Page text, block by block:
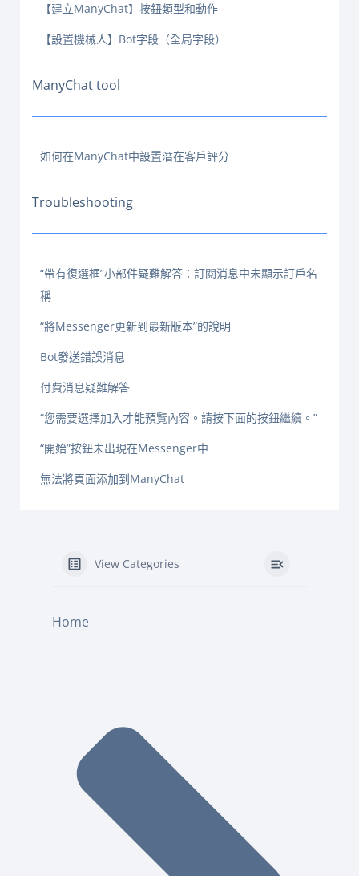
【建立ManyChat】按鈕類型和動作
【設置機械人】Bot字段（全局字段）
ManyChat tool
如何在ManyChat中設置潛在客戶評分
Troubleshooting
“帶有復選框”小部件疑難解答：訂閱消息中未顯示訂戶名
稱
“將Messenger更新到最新版本”的說明
Bot發送錯誤消息
付費消息疑難解答
“您需要選擇加入才能預覽內容。請按下面的按鈕繼續。”
“開始”按鈕未出現在Messenger中
無法將頁面添加到ManyChat
View Categories
Home